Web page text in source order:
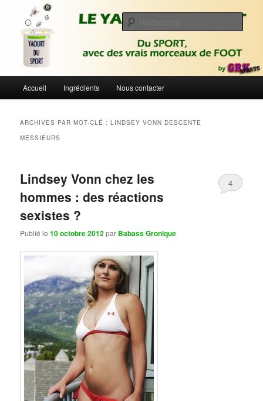
contenu
contenu
secondaireLe Yaourt du Sport
Du sport avec des vrais morceaux de foot | Gronique's Sports Blog
principal
Accueil Ingrédients Nous contacter
ARCHIVES PAR MOT-CLÉ :LINDSEY VONN DESCENTE
MESSIEURS
Lindsey Vonn chez les
hommes : des réactions
sexistes ?
Publié le10 octobre 2012par Babass Gronique
4